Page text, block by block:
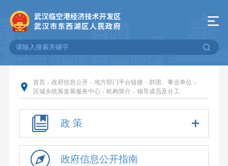
首页 - 政府信息公开 - 地方部门平台链接 - 群团、事业单位 -
区城乡统筹发展服务中心 - 机构简介 - 领导成员及分工
政 策
政府信息公开指南